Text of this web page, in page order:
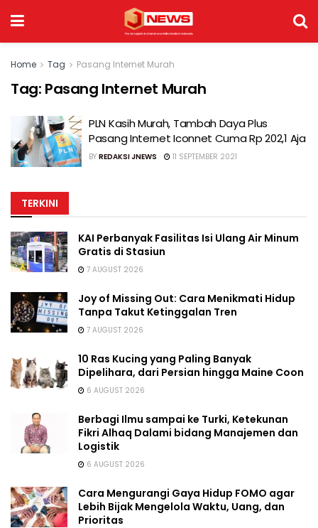
Home Tag Pasang Internet Murah
Tag: Pasang Internet Murah
PLN Kasih Murah, Tambah Daya Plus
Pasang Internet Iconnet Cuma Rp 202,1 Aja
BY REDAKSI JNEWS 11 SEPTEMBER 2021
TERKINI
KAI Perbanyak Fasilitas Isi Ulang Air Minum
Gratis di Stasiun
7 AUGUST 2026
Joy of Missing Out: Cara Menikmati Hidup
Tanpa Takut Ketinggalan Tren
7 AUGUST 2026
10 Ras Kucing yang Paling Banyak
Dipelihara, dari Persian hingga Maine Coon
6 AUGUST 2026
Berbagi Ilmu sampai ke Turki, Ketekunan
Fikri Alhaq Dalami bidang Manajemen dan
Logistik
6 AUGUST 2026
Cara Mengurangi Gaya Hidup FOMO agar
Lebih Bijak Mengelola Waktu, Uang, dan
Prioritas